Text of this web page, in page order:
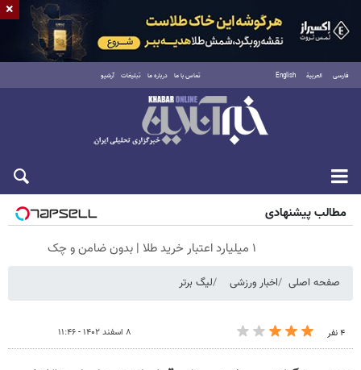
فارسی العربية English تماس با ما درباره ما تبلیغات آرشیو
شنبه ۱۷ مرداد ۱۴۰۵
مطالب پیشنهادی
۱ میلیارد اعتبار خرید طلا | بدون ضامن و چک
صفحه اصلی اخبار ورزشی لیگ برتر
۴ نفر ۸ اسفند ۱۴۰۲ - ۱۱:۴۶
×